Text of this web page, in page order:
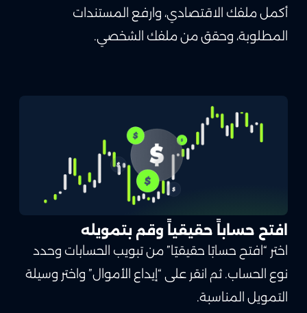
أكمل ملفك الاقتصادي، وارفع المستندات
المطلوبة، وحقق من ملفك الشخصي.
افتح حساباً حقيقياً وقم بتمويله
اختر “افتح حسابًا حقيقيًا” من تبويب الحسابات وحدد
نوع الحساب. ثم انقر على “إيداع الأموال” واختر وسيلة
التمويل المناسبة.